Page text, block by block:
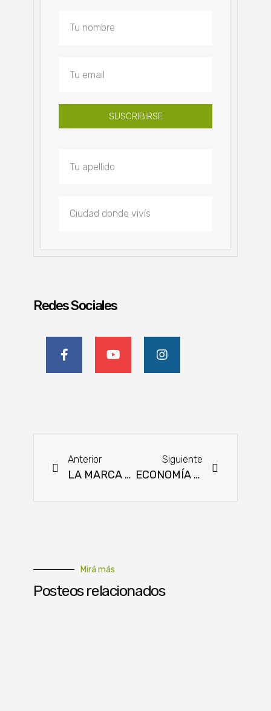
SUSCRIBIRSE
Redes Sociales
Anterior
LA MARCA DE EMPRENDEDORAS DE YABEBYRY QUE PRODUCEN Y COMERCIALIZAN CHORIZOS Y HAMBURGUESAS DE PESCADO
Siguiente
ECONOMÍA CIRCULAR EN LATINOAMÉRICA. EXPERIENCIA DE EMPRESAS EN PANDEMIA
Mirá más
Posteos relacionados